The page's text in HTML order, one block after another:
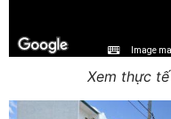
Image
Xem thực